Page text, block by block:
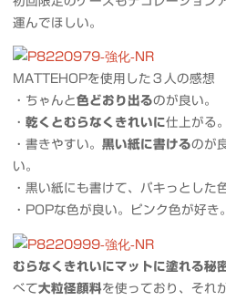
運んでほしい。
MATTEHOPを使用した３人の感想
・ちゃんと色どおり出るのが良い。
・ 乾くとむらなくきれいに仕上がる
・書きやすい。 黒い紙に書けるのが
い。
・黒い紙にも書けて、パキっとした
・POPな色が良い。ピンク色が好き。
むらなくきれいにマットに塗れる秘
べて大粒径顔料を使っており、それ